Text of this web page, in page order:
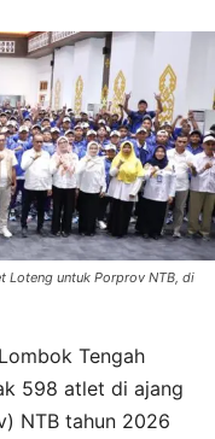
Loteng untuk Porprov NTB, di
Tengah
598 atlet di ajang
NTB tahun 2026